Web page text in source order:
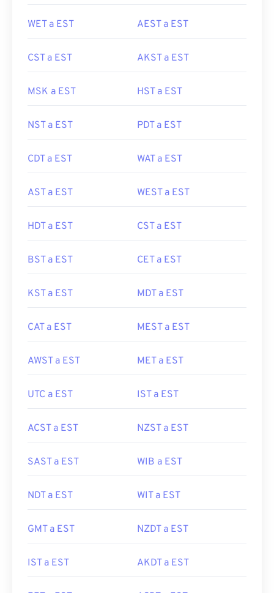
WET a EST AEST a EST
CST a EST AKST a EST
MSK a EST HST a EST
NST a EST PDT a EST
CDT a EST WAT a EST
AST a EST WEST a EST
HDT a EST CST a EST
BST a EST CET a EST
KST a EST MDT a EST
CAT a EST MEST a EST
AWST a EST MET a EST
UTC a EST IST a EST
ACST a EST NZST a EST
SAST a EST WIB a EST
NDT a EST WIT a EST
GMT a EST NZDT a EST
IST a EST AKDT a EST